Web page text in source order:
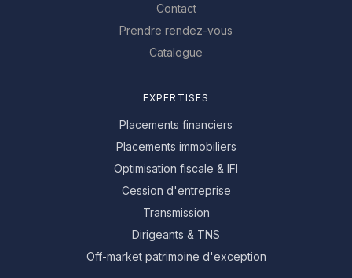
Contact
Prendre rendez-vous
Catalogue
EXPERTISES
Placements financiers
Placements immobiliers
Optimisation fiscale & IFI
Cession d'entreprise
Transmission
Dirigeants & TNS
Off-market patrimoine d'exception